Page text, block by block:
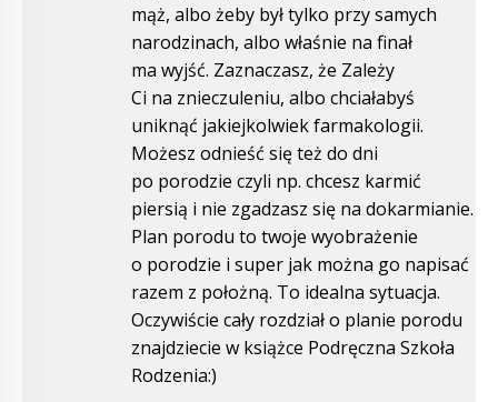
mąż, albo żeby był tylko przy samych
narodzinach, albo właśnie na finał
ma wyjść. Zaznaczasz, że Zależy
Ci na znieczuleniu, albo chciałabyś
uniknąć jakiejkolwiek farmakologii.
Możesz odnieść się też do dni
po porodzie czyli np. chcesz karmić
piersią i nie zgadzasz się na dokarmianie.
Plan porodu to twoje wyobrażenie
o porodzie i super jak można go napisać
razem z położną. To idealna sytuacja.
Oczywiście cały rozdział o planie porodu
znajdziecie w książce Podręczna Szkoła
Rodzenia:)